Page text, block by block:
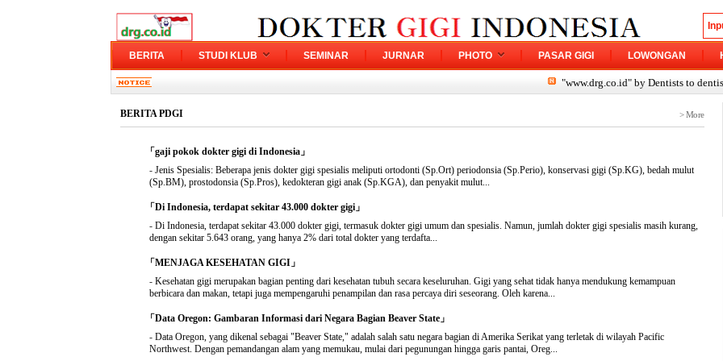
BERITA STUDI KLUB SEMINAR JURNAR PHOTO PASAR GIGI LOWONGAN
"www.drg.co.id" by Dentists to dentists
BERITA PDGI > More
「gaji pokok dokter gigi di Indonesia」
- Jenis Spesialis: Beberapa jenis dokter gigi spesialis meliputi ortodonti (Sp.Ort) periodonsia (Sp.Perio), konservasi gigi (Sp.KG), bedah mulut
(Sp.BM), prostodonsia (Sp.Pros), kedokteran gigi anak (Sp.KGA), dan penyakit mulut...
「Di Indonesia, terdapat sekitar 43.000 dokter gigi」
- Di Indonesia, terdapat sekitar 43.000 dokter gigi, termasuk dokter gigi umum dan spesialis. Namun, jumlah dokter gigi spesialis masih kurang,
dengan sekitar 5.643 orang, yang hanya 2% dari total dokter yang terdafta...
「MENJAGA KESEHATAN GIGI」
- Kesehatan gigi merupakan bagian penting dari kesehatan tubuh secara keseluruhan. Gigi yang sehat tidak hanya mendukung kemampuan
berbicara dan makan, tetapi juga mempengaruhi penampilan dan rasa percaya diri seseorang. Oleh karena...
「Data Oregon: Gambaran Informasi dari Negara Bagian Beaver State」
- Data Oregon, yang dikenal sebagai "Beaver State," adalah salah satu negara bagian di Amerika Serikat yang terletak di wilayah Pacific
Northwest. Dengan pemandangan alam yang memukau, mulai dari pegunungan hingga garis pantai, Oreg...